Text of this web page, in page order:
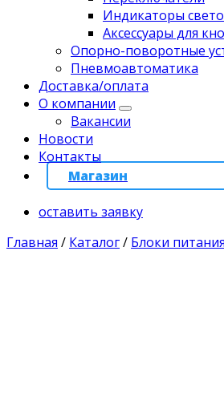
Индикаторы
Аксессуары для
Опорно-поворотные
Пневмоавтоматика
Доставка/оплата
О компании
Вакансии
Новости
Контакты
Магазин
оставить заявку
Главная / Каталог/ Блоки